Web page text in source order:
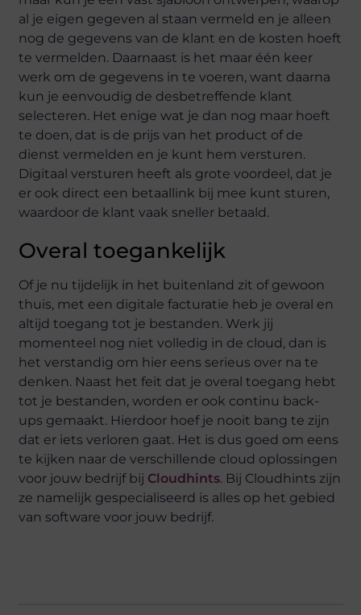
al je eigen gegeven al staan vermeld en je alleen
nog de gegevens van de klant en de kosten hoeft
te vermelden. Daarnaast is het maar één keer
werk om de gegevens in te voeren, want daarna
kun je eenvoudig de desbetreffende klant
selecteren. Het enige wat je dan nog maar hoeft
te doen, dat is de prijs van het product of de
dienst vermelden en je kunt hem versturen.
Digitaal versturen heeft als grote voordeel, dat je
er ook direct een betaallink bij mee kunt sturen,
waardoor de klant vaak sneller betaald.
Overal toegankelijk
Of je nu tijdelijk in het buitenland zit of gewoon
thuis, met een digitale facturatie heb je overal en
altijd toegang tot je bestanden. Werk jij
momenteel nog niet volledig in de cloud, dan is
het verstandig om hier eens serieus over na te
denken. Naast het feit dat je overal toegang hebt
tot je bestanden, worden er ook continu back-
ups gemaakt. Hierdoor hoef je nooit bang te zijn
dat er iets verloren gaat. Het is dus goed om eens
te kijken naar de verschillende cloud oplossingen
voor jouw bedrijf bij Cloudhints. Bij Cloudhints zijn
ze namelijk gespecialiseerd is alles op het gebied
van software voor jouw bedrijf.